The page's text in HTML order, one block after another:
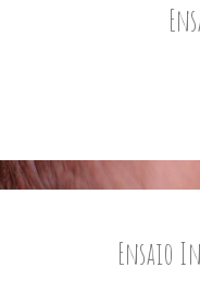
Ensaio